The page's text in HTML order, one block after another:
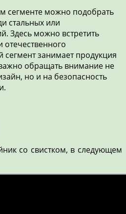
сегменте можно подобрать
стальных или
Здесь можно встретить
занимает продукция
обращать внимание не
но и на безопасность
со свистком, в следующем